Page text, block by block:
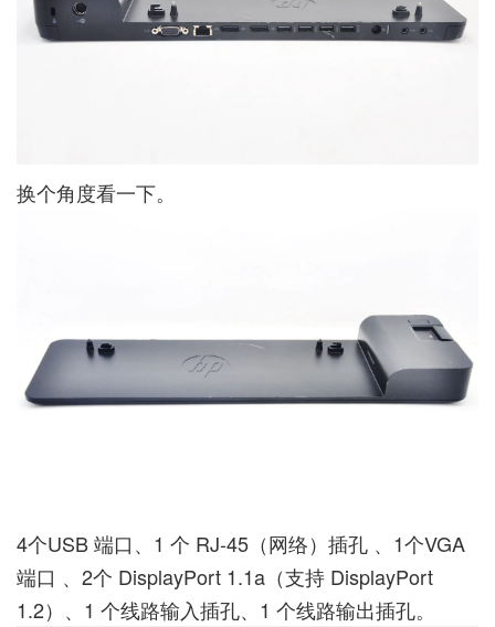
换个角度看一下。
4个USB 端口、1 个 RJ-45（网络）插孔 、1个VGA
端口 、2个 DisplayPort 1.1a（支持 DisplayPort
1.2）、1 个线路输入插孔、1 个线路输出插孔。